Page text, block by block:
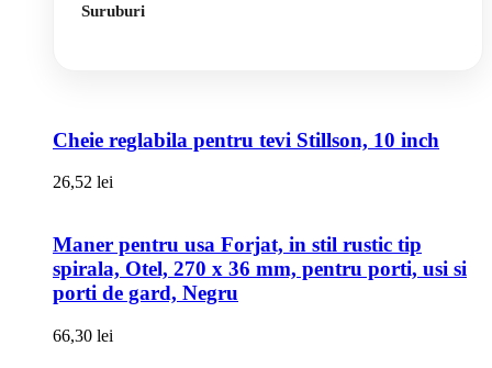
Suruburi
Cheie reglabila pentru tevi Stillson, 10 inch
26,52 lei
Maner pentru usa Forjat, in stil rustic tip
spirala, Otel, 270 x 36 mm, pentru porti, usi si
porti de gard, Negru
66,30 lei